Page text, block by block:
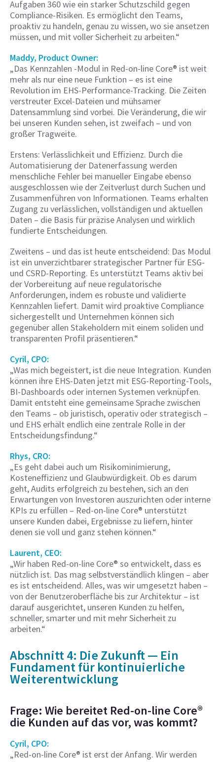
Aufgaben 360 wie ein starker Schutzschild gegen
Compliance-Risiken. Es ermöglicht den Teams,
proaktiv zu handeln, genau zu wissen, wo sie ansetzen
müssen, und mit voller Sicherheit zu arbeiten.“
Maddy, Product Owner:
„Das Kennzahlen -Modul in Red-on-line Core® ist weit
mehr als nur eine neue Funktion – es ist eine
Revolution im EHS-Performance-Tracking. Die Zeiten
verstreuter Excel-Dateien und mühsamer
Datensammlung sind vorbei. Die Veränderung, die wir
bei unseren Kunden sehen, ist zweifach – und von
großer Tragweite.
Erstens: Verlässlichkeit und Effizienz. Durch die
Automatisierung der Datenerfassung werden
menschliche Fehler bei manueller Eingabe ebenso
ausgeschlossen wie der Zeitverlust durch Suchen und
Zusammenführen von Informationen. Teams erhalten
Zugang zu verlässlichen, vollständigen und aktuellen
Daten – die Basis für präzise Analysen und wirklich
fundierte Entscheidungen.
Zweitens – und das ist heute entscheidend: Das Modul
ist ein unverzichtbarer strategischer Partner für ESG-
und CSRD-Reporting. Es unterstützt Teams aktiv bei
der Vorbereitung auf neue regulatorische
Anforderungen, indem es robuste und validierte
Kennzahlen liefert. Damit wird proaktive Compliance
sichergestellt und Unternehmen können sich
gegenüber allen Stakeholdern mit einem soliden und
transparenten Profil präsentieren.“
Cyril, CPO:
„Was mich begeistert, ist die neue Integration. Kunden
können ihre EHS-Daten jetzt mit ESG-Reporting-Tools,
BI-Dashboards oder internen Systemen verknüpfen.
Damit entsteht eine gemeinsame Sprache zwischen
den Teams – ob juristisch, operativ oder strategisch –
und EHS erhält endlich eine zentrale Rolle in der
Entscheidungsfindung.“
Rhys, CRO:
„Es geht dabei auch um Risikominimierung,
Kosteneffizienz und Glaubwürdigkeit. Ob es darum
geht, Audits erfolgreich zu bestehen, sich an den
Erwartungen von Investoren auszurichten oder interne
KPIs zu erfüllen – Red-on-line Core® unterstützt
unsere Kunden dabei, Ergebnisse zu liefern, hinter
denen sie voll und ganz stehen können.“
Laurent, CEO:
„Wir haben Red-on-line Core® so entwickelt, dass es
nützlich ist. Das mag selbstverständlich klingen – aber
es ist entscheidend. Alles, was wir umgesetzt haben –
von der Benutzeroberfläche bis zur Architektur – ist
darauf ausgerichtet, unseren Kunden zu helfen,
schneller, smarter und mit mehr Sicherheit zu
arbeiten.“
Abschnitt 4: Die Zukunft — Ein
Fundament für kontinuierliche
Weiterentwicklung
Frage: Wie bereitet Red-on-line Core®
die Kunden auf das vor, was kommt?
Cyril, CPO:
„Red-on-line Core® ist erst der Anfang. Wir werden